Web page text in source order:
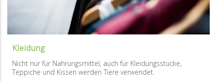
Kleidung
Nicht nur für Nahrungsmittel, auch für Kleidungsstücke,
Teppiche und Kissen werden Tiere verwendet.